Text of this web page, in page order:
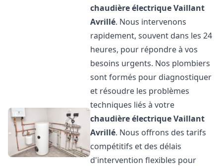
chaudière électrique Vaillant
Avrillé. Nous intervenons
rapidement, souvent dans les 24
heures, pour répondre à vos
besoins urgents. Nos plombiers
sont formés pour diagnostiquer
et résoudre les problèmes
techniques liés à votre
chaudière électrique Vaillant
Avrillé. Nous offrons des tarifs
compétitifs et des délais
d'intervention flexibles pour